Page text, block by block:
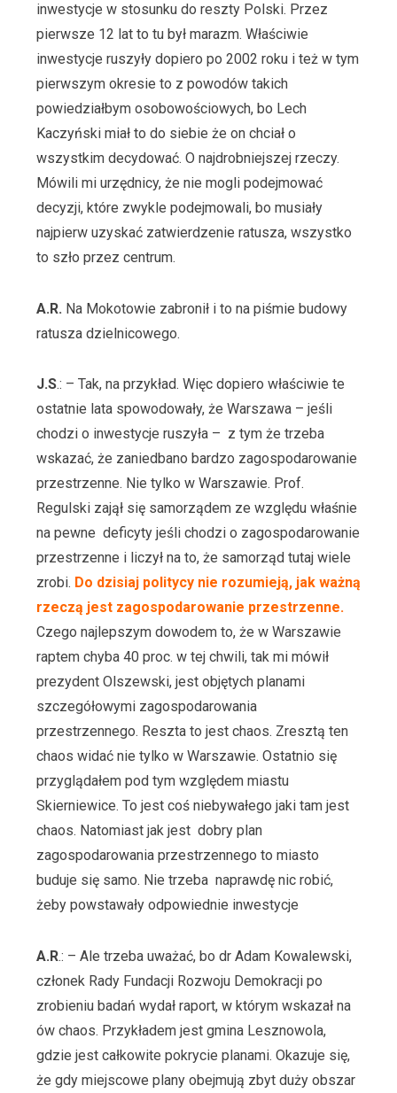
inwestycje w stosunku do reszty Polski. Przez
pierwsze 12 lat to tu był marazm. Właściwie
inwestycje ruszyły dopiero po 2002 roku i też w tym
pierwszym okresie to z powodów takich
powiedziałbym osobowościowych, bo Lech
Kaczyński miał to do siebie że on chciał o
wszystkim decydować. O najdrobniejszej rzeczy.
Mówili mi urzędnicy, że nie mogli podejmować
decyzji, które zwykle podejmowali, bo musiały
najpierw uzyskać zatwierdzenie ratusza, wszystko
to szło przez centrum.
A.R. Na Mokotowie zabronił i to na piśmie budowy
ratusza dzielnicowego.
J.S.: – Tak, na przykład. Więc dopiero właściwie te
ostatnie lata spowodowały, że Warszawa – jeśli
chodzi o inwestycje ruszyła – z tym że trzeba
wskazać, że zaniedbano bardzo zagospodarowanie
przestrzenne. Nie tylko w Warszawie. Prof.
Regulski zajął się samorządem ze względu właśnie
na pewne deficyty jeśli chodzi o zagospodarowanie
przestrzenne i liczył na to, że samorząd tutaj wiele
zrobi. Do dzisiaj politycy nie rozumieją, jak ważną
rzeczą jest zagospodarowanie przestrzenne.
Czego najlepszym dowodem to, że w Warszawie
raptem chyba 40 proc. w tej chwili, tak mi mówił
prezydent Olszewski, jest objętych planami
szczegółowymi zagospodarowania
przestrzennego. Reszta to jest chaos. Zresztą ten
chaos widać nie tylko w Warszawie. Ostatnio się
przyglądałem pod tym względem miastu
Skierniewice. To jest coś niebywałego jaki tam jest
chaos. Natomiast jak jest dobry plan
zagospodarowania przestrzennego to miasto
buduje się samo. Nie trzeba naprawdę nic robić,
żeby powstawały odpowiednie inwestycje
A.R.: – Ale trzeba uważać, bo dr Adam Kowalewski,
członek Rady Fundacji Rozwoju Demokracji po
zrobieniu badań wydał raport, w którym wskazał na
ów chaos. Przykładem jest gmina Lesznowola,
gdzie jest całkowite pokrycie planami. Okazuje się,
że gdy miejscowe plany obejmują zbyt duży obszar